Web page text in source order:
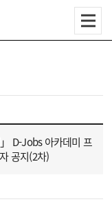
D-Jobs 아카데미 프
공지(2차)